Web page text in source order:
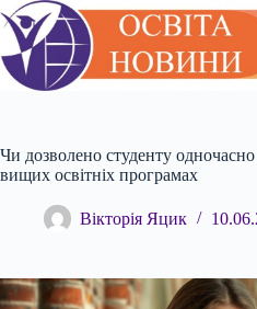
Перейти
до
вмісту
Чи дозволено студенту
вищих освітніх програмах
Вікторія Яцик